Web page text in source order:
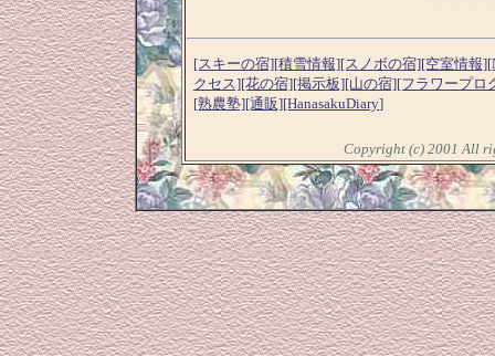
[スキーの宿][積雪情報][スノボの宿][空室情報]
クセス][花の宿][掲示板][山の宿][フラワープロ
[熟農塾][通販][HanasakuDiary]
Copyright (c) 2001 All